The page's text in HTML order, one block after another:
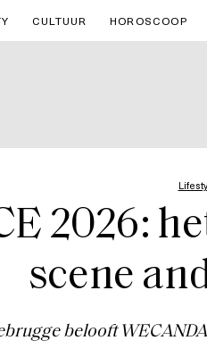
CULTUUR HOROSCOOP
2026:
scene
belooft